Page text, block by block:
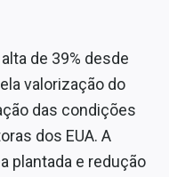
de 39% desde
valorização do
das condições
dos EUA. A
plantada e redução